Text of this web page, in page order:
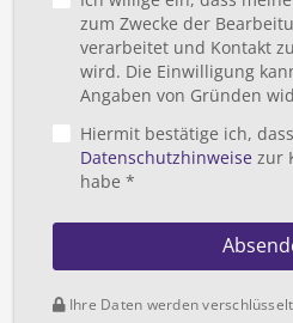
zum Zwecke der
verarbeitet und Kontakt
wird. Die Einwilligung
Angaben von Gründen
Hiermit bestätige ich,
Datenschutzhinweisezur
habe *
Ihre Daten werden